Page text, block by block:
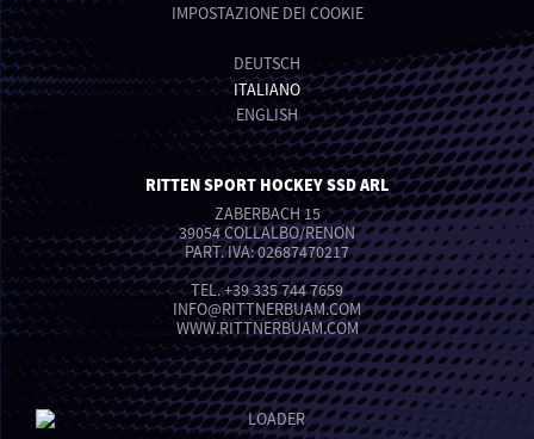
IMPOSTAZIONE DEI COOKIE
DEUTSCH
ITALIANO
ENGLISH
RITTEN SPORT HOCKEY SSD ARL
ZABERBACH 15
39054 COLLALBO/RENON
PART. IVA: 02687470217
TEL.+39 335 744 7659
INFO@RITTNERBUAM.COM
WWW.RITTNERBUAM.COM